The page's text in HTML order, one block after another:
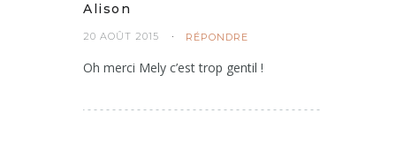
Alison
20 AOÛT 2015 RÉPONDRE
Oh merci Mely c’est trop gentil !